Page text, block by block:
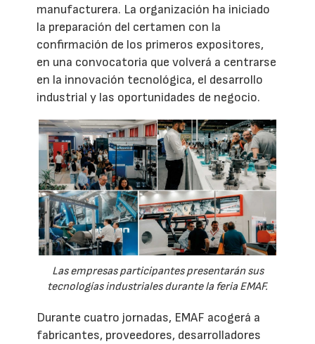
manufacturera. La organización ha iniciado
la preparación del certamen con la
confirmación de los primeros expositores,
en una convocatoria que volverá a centrarse
en la innovación tecnológica, el desarrollo
industrial y las oportunidades de negocio.
Las empresas participantes presentarán sus
tecnologías industriales durante la feria EMAF.
Durante cuatro jornadas, EMAF acogerá a
fabricantes, proveedores, desarrolladores